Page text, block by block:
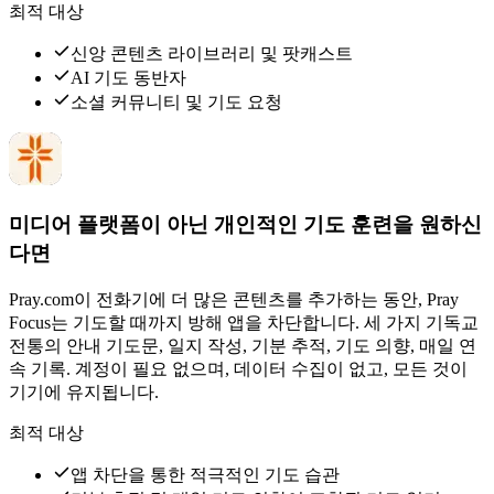
최적 대상
신앙 콘텐츠 라이브러리 및 팟캐스트
AI 기도 동반자
소셜 커뮤니티 및 기도 요청
미디어 플랫폼이 아닌 개인적인 기도 훈련을 원하신
다면
Pray.com이 전화기에 더 많은 콘텐츠를 추가하는 동안, Pray
Focus는 기도할 때까지 방해 앱을 차단합니다. 세 가지 기독교
전통의 안내 기도문, 일지 작성, 기분 추적, 기도 의향, 매일 연
속 기록. 계정이 필요 없으며, 데이터 수집이 없고, 모든 것이
기기에 유지됩니다.
최적 대상
앱 차단을 통한 적극적인 기도 습관